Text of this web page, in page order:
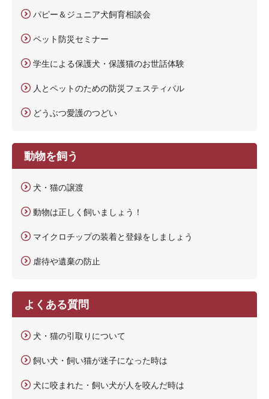
パピー＆ジュニア犬飼育相談会
ペット防災セミナー
学生による保護犬・保護猫のお世話体験
人とペットのための防災フェスティバル
どうぶつ愛護のつどい
動物を飼う
犬・猫の譲渡
動物は正しく飼いましょう！
マイクロチップの装着と登録をしましょう
虐待や遺棄の防止
よくある質問
犬・猫の引取りについて
飼い犬・飼い猫が迷子になった時は
犬に咬まれた・飼い犬が人を咬んだ時は